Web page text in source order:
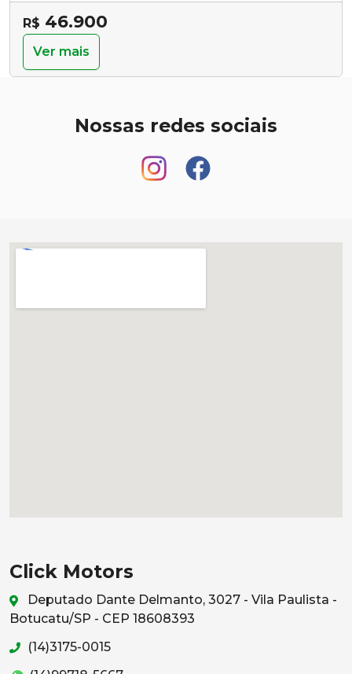
R$ 46.900
Ver mais
Nossas redes sociais
Click Motors
Deputado Dante Delmanto, 3027 - Vila Paulista -
Botucatu/SP - CEP 18608393
(14)3175-0015